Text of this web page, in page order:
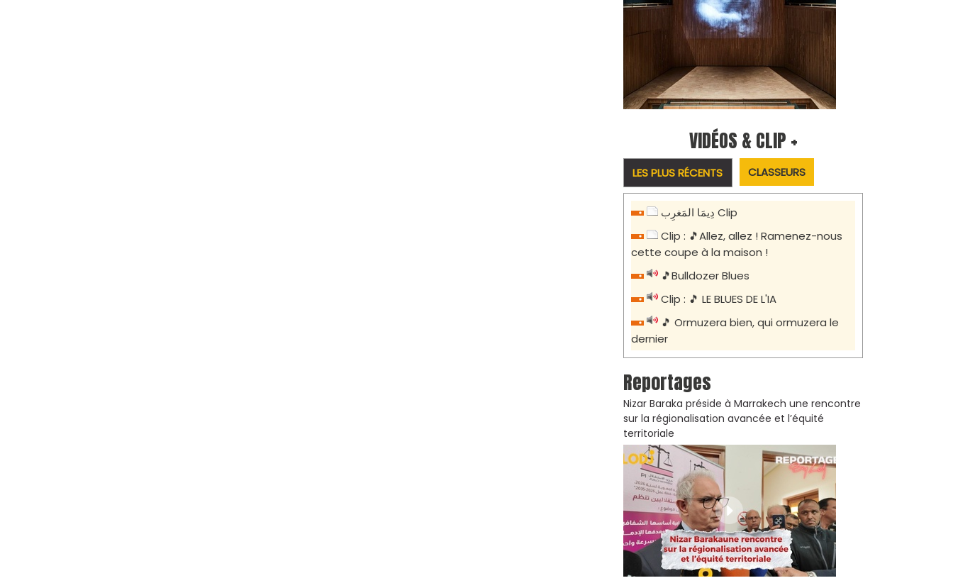
VIDÉOS & CLIP +
LES PLUS RÉCENTS CLASSEURS
دِيمَا المَغرِب Clip
Clip : 🎵Allez, allez ! Ramenez-nous
cette coupe à la maison !
🎵Bulldozer Blues
Clip : 🎵 LE BLUES DE L'IA
🎵 Ormuzera bien, qui ormuzera le
dernier
Reportages
Nizar Baraka préside à Marrakech une rencontre
sur la régionalisation avancée et l’équité
territoriale